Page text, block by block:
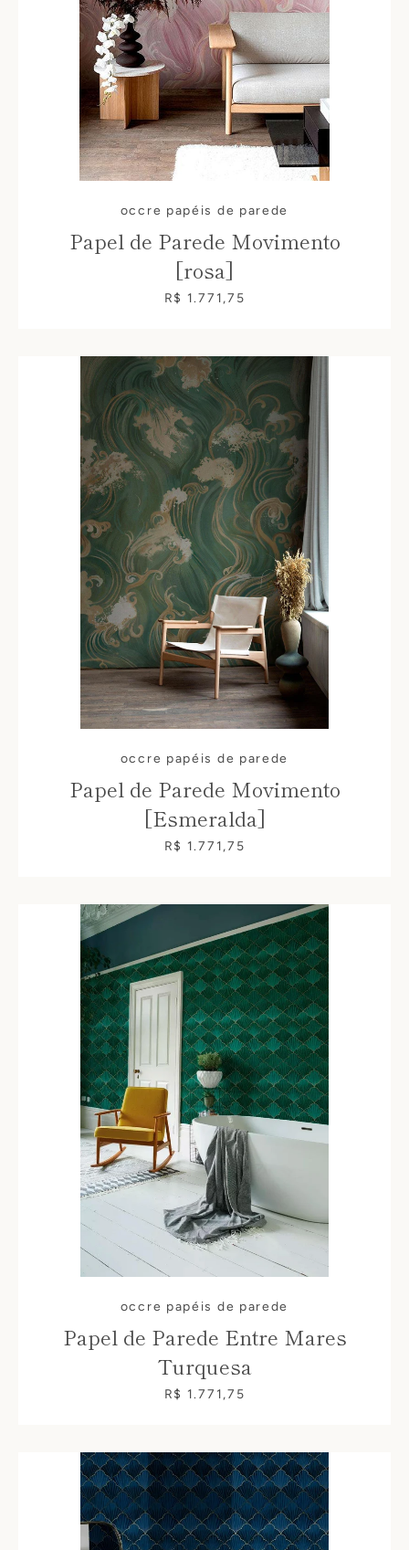
occre papéis de parede
Papel de Parede Movimento
[rosa]
R$ 1.771,75
occre papéis de parede
Papel de Parede Movimento
[Esmeralda]
R$ 1.771,75
occre papéis de parede
Papel de Parede Entre Mares
Turquesa
R$ 1.771,75